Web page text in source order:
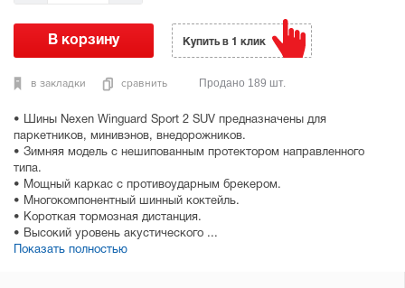
• Шины Nexen Winguard Sport 2 SUV предназначены для
паркетников, минивэнов, внедорожников.
• Зимняя модель с нешипованным протектором направленного
типа.
• Мощный каркас с противоударным брекером.
• Многокомпонентный шинный коктейль.
• Короткая тормозная дистанция.
• Высокий уровень акустического ...
Показать полностью
в закладки сравнить
Купить в 1 клик
Продано 189 шт.